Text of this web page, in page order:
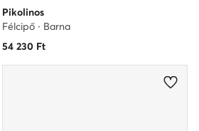
Pikolinos
Félcipő · Barna
54 230Ft